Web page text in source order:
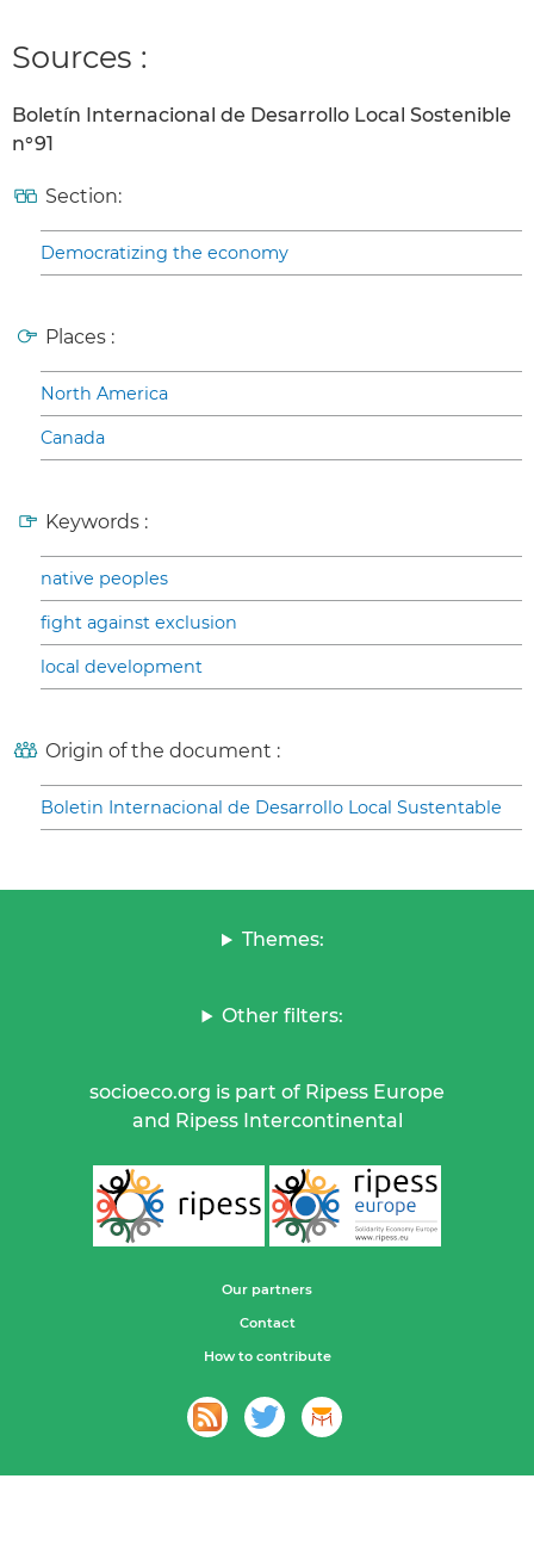
Sources :
Boletín Internacional de Desarrollo Local Sostenible
n°91
Section:
Democratizing the economy
Places :
North America
Canada
Keywords :
native peoples
fight against exclusion
local development
Origin of the document :
Boletin Internacional de Desarrollo Local Sustentable
Themes:
Other filters:
socioeco.org is part of Ripess Europe
and Ripess Intercontinental
Our partners
Contact
How to contribute